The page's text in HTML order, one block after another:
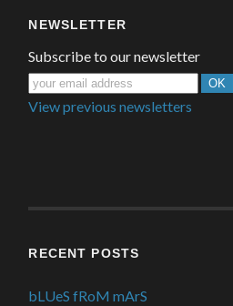
NEWSLETTER
Subscribe to our newsletter
View previous newsletters
RECENT POSTS
bLUeS fRoM mArS